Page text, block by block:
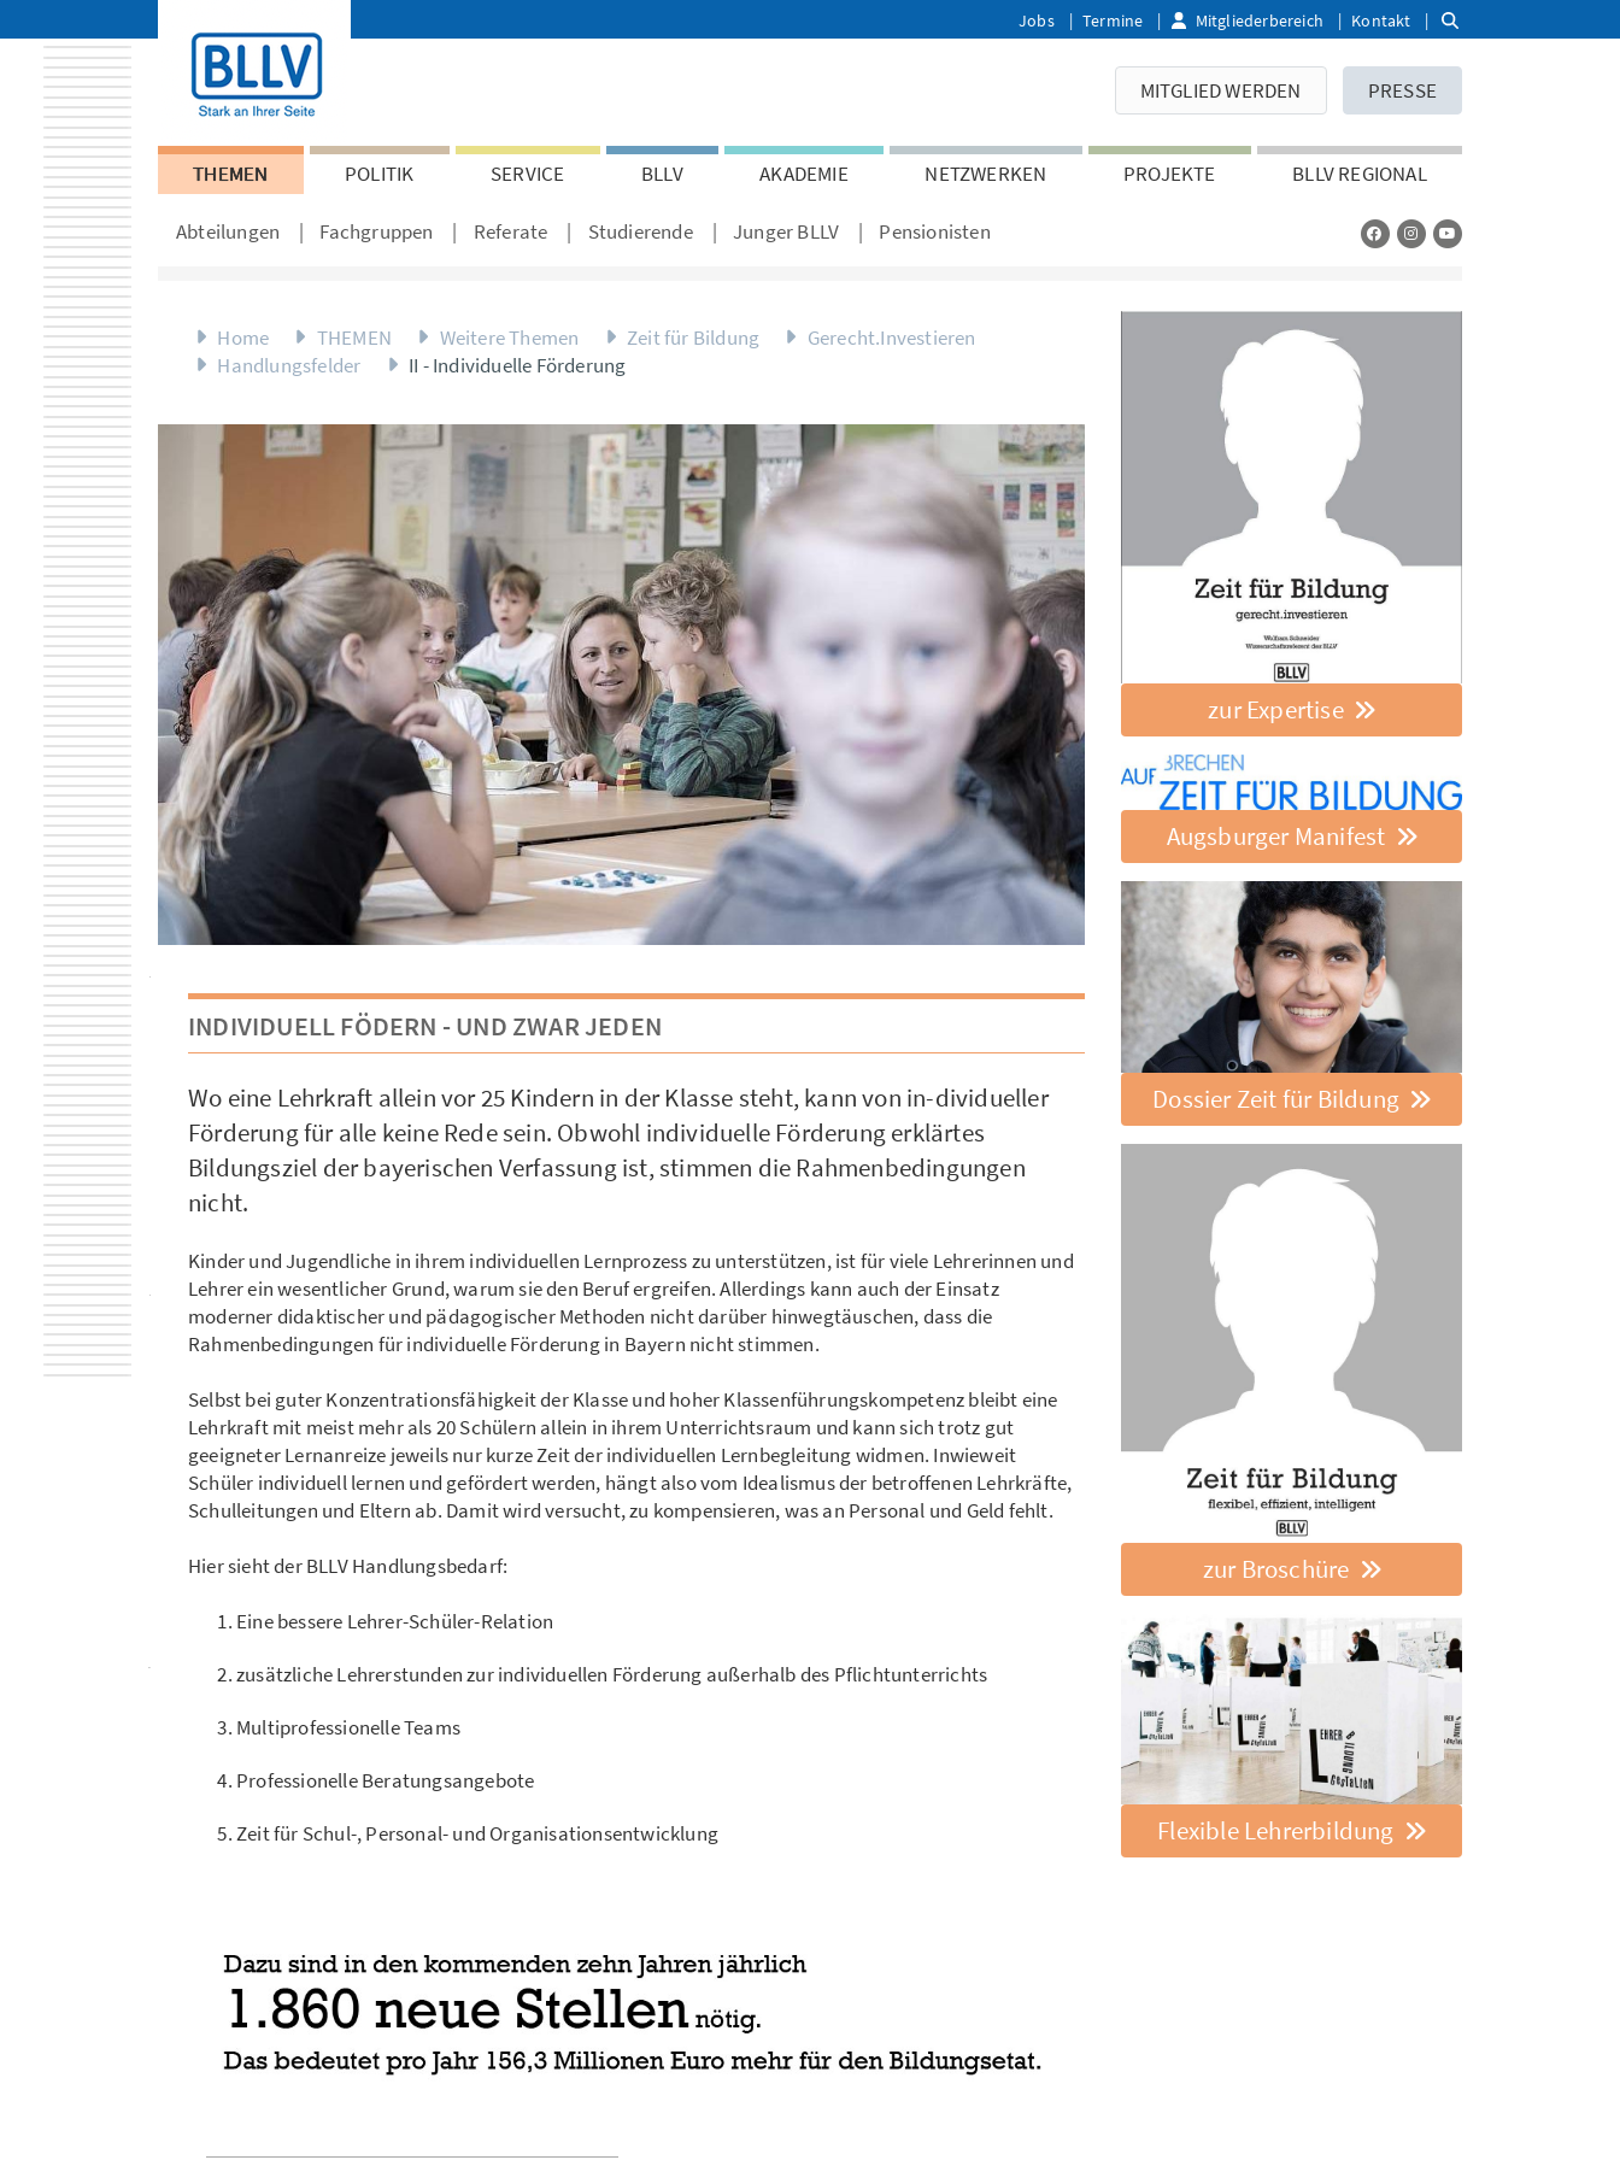
Jobs Termine Mitgliederbereich Kontakt
MITGLIED WERDEN PRESSE
THEMEN POLITIK SERVICE BLLV AKADEMIE NETZWERKEN PROJEKTE BLLV REGIONAL
Abteilungen Fachgruppen Referate Studierende Junger BLLV Pensionisten
Home THEMEN Weitere Themen Zeit für Bildung
Gerecht.Investieren
Handlungsfelder
II - Individuelle Förderung
INDIVIDUELL FÖDERN - UND ZWAR JEDEN
Wo eine Lehrkraft allein vor 25 Kindern in der Klasse steht, kann von in-dividueller
Förderung für alle keine Rede sein. Obwohl individuelle Förderung erklärtes
Bildungsziel der bayerischen Verfassung ist, stimmen die Rahmenbedingungen
nicht.
Kinder und Jugendliche in ihrem individuellen Lernprozess zu unterstützen, ist für viele Lehrerinnen und
Lehrer ein wesentlicher Grund, warum sie den Beruf ergreifen. Allerdings kann auch der Einsatz
moderner didaktischer und pädagogischer Methoden nicht darüber hinwegtäuschen, dass die
Rahmenbedingungen für individuelle Förderung in Bayern nicht stimmen.
Selbst bei guter Konzentrationsfähigkeit der Klasse und hoher Klassenführungskompetenz bleibt eine
Lehrkraft mit meist mehr als 20 Schülern allein in ihrem Unterrichtsraum und kann sich trotz gut
geeigneter Lernanreize jeweils nur kurze Zeit der individuellen Lernbegleitung widmen. Inwieweit
Schüler individuell lernen und gefördert werden, hängt also vom Idealismus der betroffenen Lehrkräfte,
Schulleitungen und Eltern ab. Damit wird versucht, zu kompensieren, was an Personal und Geld fehlt.
Hier sieht der BLLV Handlungsbedarf:
Eine bessere Lehrer-Schüler-Relation
zusätzliche Lehrerstunden zur individuellen Förderung außerhalb des Pflichtunterrichts
Multiprofessionelle Teams
Professionelle Beratungsangebote
Zeit für Schul-, Personal- und Organisationsentwicklung
zur Expertise
Augsburger Manifest
Dossier Zeit für Bildung
zur Broschüre
Flexible Lehrerbildung